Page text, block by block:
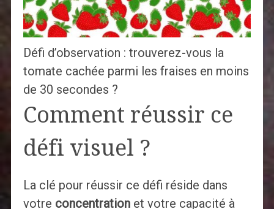
Défi d’observation : trouverez-vous la
tomate cachée parmi les fraises en moins
de 30 secondes ?
Comment réussir ce
défi visuel ?
La clé pour réussir ce défi réside dans
votre concentrationet votre capacité à